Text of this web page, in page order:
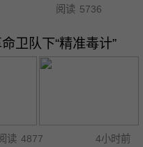
阅读 5736
卫队下“精准毒计”
读 4877 4小时前